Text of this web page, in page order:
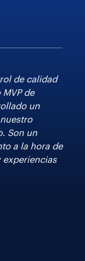
de calidad
de
un
Son un
a la hora de
experiencias